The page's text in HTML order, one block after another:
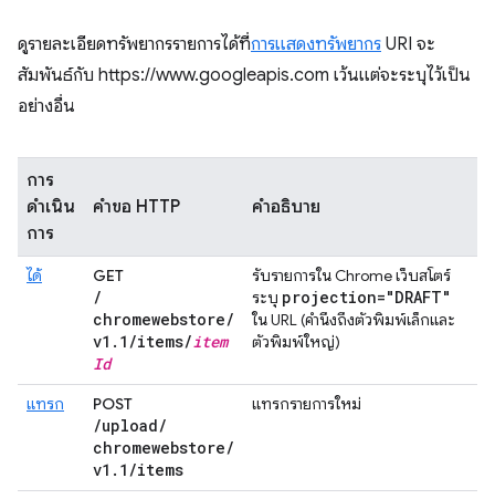
ดูรายละเอียดทรัพยากรรายการได้ที่การแสดงทรัพยากร URI จะ
สัมพันธ์กับ https://www.googleapis.com เว้นแต่จะระบุไว้เป็น
อย่างอื่น
การ
ดำเนิน
การ
คำขอ HTTP คำอธิบาย
ได้ GET
/
chromewebstore/
v1 . 1 /items/item
Id
รับรายการใน Chrome เว็บสโตร์
ระบุ projection="DRAFT"
ใน URL (คำนึงถึงตัวพิมพ์เล็กและ
ตัวพิมพ์ใหญ่)
แทรก POST
/upload/
chromewebstore/
v1 . 1 /items
แทรกรายการใหม่